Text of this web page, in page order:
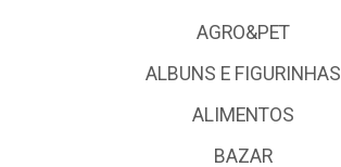
AGRO&PET
ALBUNS E FIGURINHAS
ALIMENTOS
BAZAR